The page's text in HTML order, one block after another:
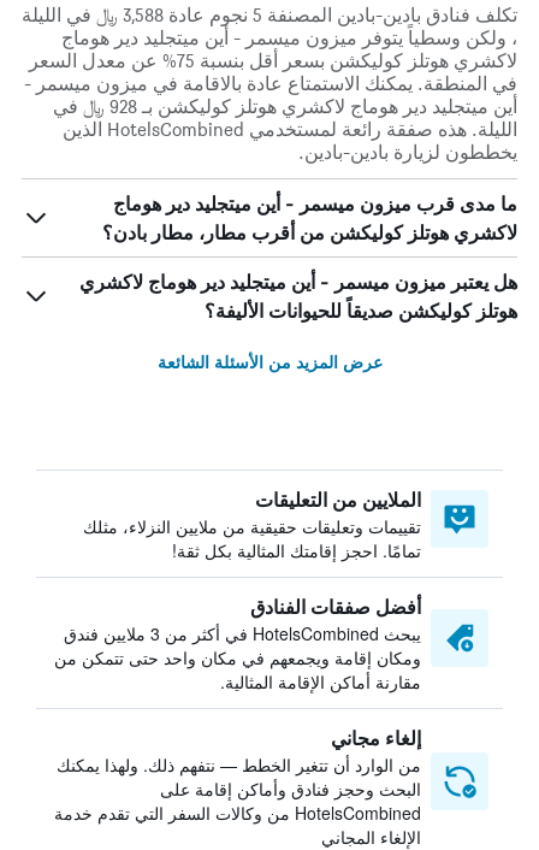
تكلف فنادق بادين-بادين المصنفة 5 نجوم عادة 3,588 ﷼ في الليلة
، ولكن وسطياً يتوفر ميزون ميسمر - أين ميتجليد دير هوماج
لاكشري هوتلز كوليكشن بسعر أقل بنسبة 75% عن معدل السعر
في المنطقة. يمكنك الاستمتاع عادة بالاقامة في ميزون ميسمر -
أين ميتجليد دير هوماج لاكشري هوتلز كوليكشن بـ 928 ﷼ في
الليلة. هذه صفقة رائعة لمستخدمي HotelsCombined الذين
يخططون لزيارة بادين-بادين.
ما مدى قرب ميزون ميسمر - أين ميتجليد دير هوماج
لاكشري هوتلز كوليكشن من أقرب مطار، مطار بادن؟
هل يعتبر ميزون ميسمر - أين ميتجليد دير هوماج لاكشري
هوتلز كوليكشن صديقاً للحيوانات الأليفة؟
عرض المزيد من الأسئلة الشائعة
الملايين من التعليقات
تقييمات وتعليقات حقيقية من ملايين النزلاء، مثلك
تمامًا. احجز إقامتك المثالية بكل ثقة!
أفضل صفقات الفنادق
يبحث HotelsCombined في أكثر من 3 ملايين فندق
ومكان إقامة ويجمعهم في مكان واحد حتى تتمكن من
مقارنة أماكن الإقامة المثالية.
إلغاء مجاني
من الوارد أن تتغير الخطط — نتفهم ذلك. ولهذا يمكنك
البحث وحجز فنادق وأماكن إقامة على
HotelsCombined من وكالات السفر التي تقدم خدمة
الإلغاء المجاني